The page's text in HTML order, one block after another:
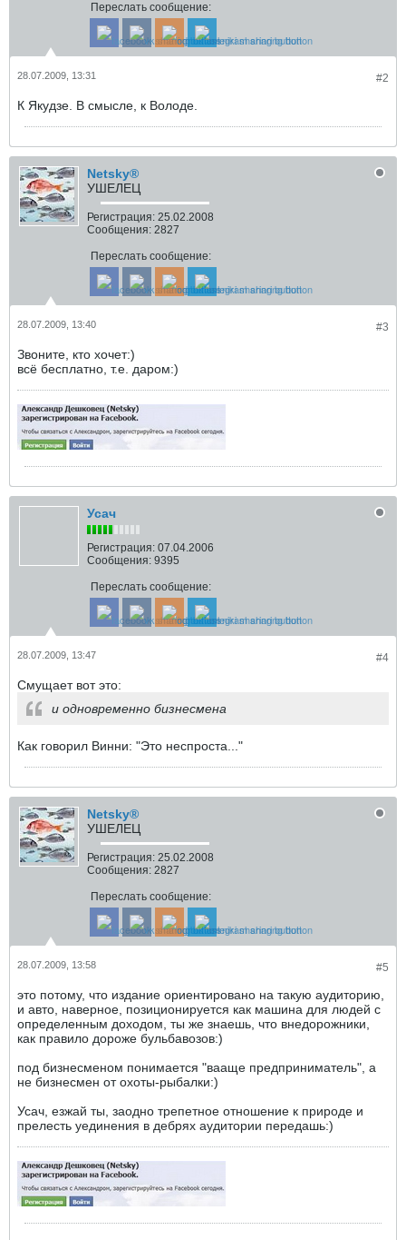
Переслать сообщение:
#2
28.07.2009, 13:31
К Якудзе. В смысле, к Володе.
Netsky®
УШЕЛЕЦ
Регистрация: 25.02.2008
Сообщения: 2827
Переслать сообщение:
#3
28.07.2009, 13:40
Звоните, кто хочет:)
всё бесплатно, т.е. даром:)
Усач
Регистрация: 07.04.2006
Сообщения: 9395
Переслать сообщение:
#4
28.07.2009, 13:47
Смущает вот это:
и одновременно бизнесмена
Как говорил Винни: "Это неспроста..."
Netsky®
УШЕЛЕЦ
Регистрация: 25.02.2008
Сообщения: 2827
Переслать сообщение:
#5
28.07.2009, 13:58
это потому, что издание ориентировано на такую аудиторию,
и авто, наверное, позиционируется как машина для людей с
определенным доходом, ты же знаешь, что внедорожники,
как правило дороже бульбавозов:)
под бизнесменом понимается "вааще предприниматель", а
не бизнесмен от охоты-рыбалки:)
Усач, езжай ты, заодно трепетное отношение к природе и
прелесть уединения в дебрях аудитории передашь:)